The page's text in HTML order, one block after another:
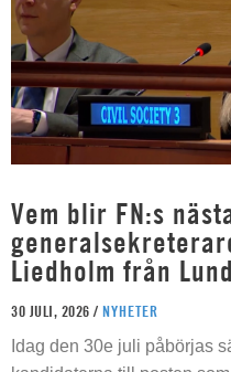
Vem blir FN:s
Liedholm från
30 JULI, 2026 / NYHETER
Idag den 30e juli påbörjas